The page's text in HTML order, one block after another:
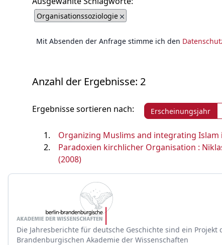
Organisationssoziologie
Mit Absenden der Anfrage stimme ich den
Anzahl der Ergebnisse: 2
Ergebnisse sortieren nach: Erscheinungsjahr
Organizing Muslims and integrating Islam
Paradoxien kirchlicher Organisation :
(2008)
Die Jahresberichte für deutsche Geschichte sind ein Projekt
Brandenburgischen Akademie der Wissenschaften